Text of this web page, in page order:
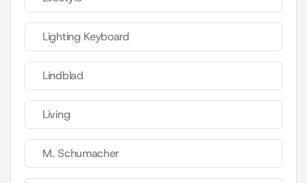
Lighting Keyboard
Lindblad
Living
M. Schumacher